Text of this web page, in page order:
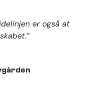
er også at